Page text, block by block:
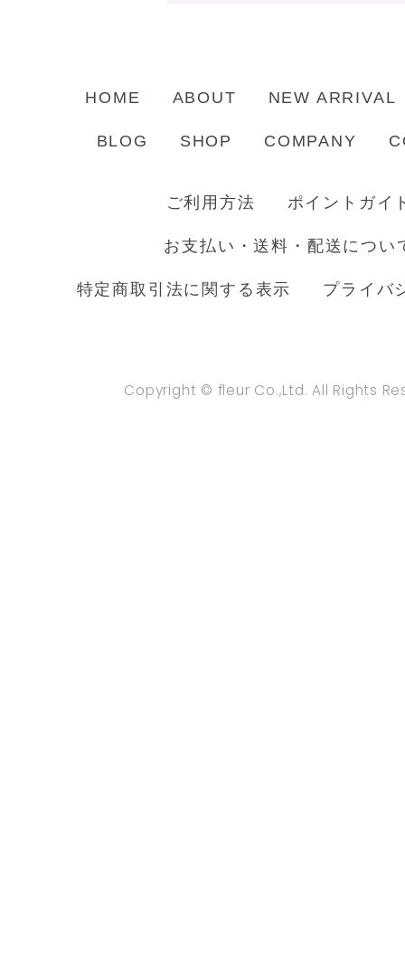
HOME ABOUT NEW ARRIVAL
BLOG SHOP COMPANY
ご利用方法 ポイントガイ
お支払い・送料・配送につい
特定商取引法に関する表示 プライバ
Copyright © fleur Co.,Ltd. All Rights